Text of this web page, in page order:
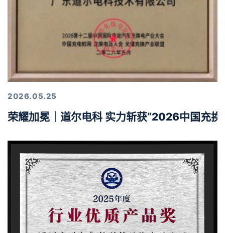
2026.05.25
荣耀加冕｜道尔电科 实力斩获“2026中国充换